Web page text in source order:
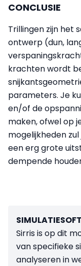
CONCLUSIE
Trillingen zijn het
ontwerp (dun,
krachten wordt
parameters. Je
en/of de
maken, ofwel op
mogelijkheden
een erg grote
dempende
Sirris is op dit
van specifieke
analyseren in